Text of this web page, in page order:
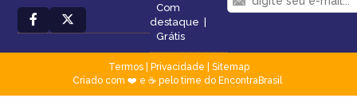
Com
destaque |
Grátis
Termos| Privacidade
Sitemap
Criado com ❤️ e ☕ pelo time do EncontraBrasil